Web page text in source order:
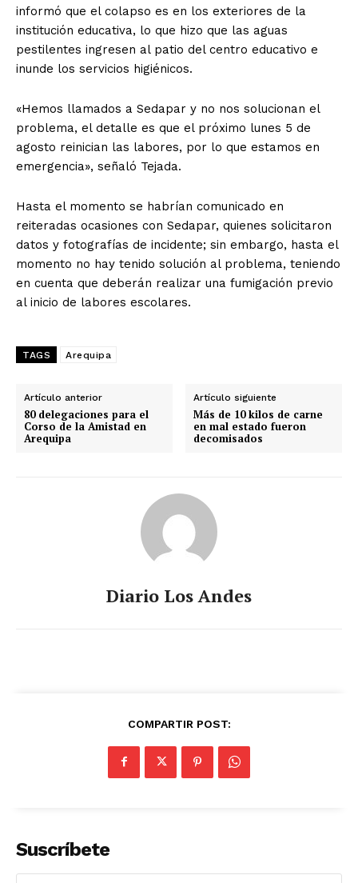
informó que el colapso es en los exteriores de la
institución educativa, lo que hizo que las aguas
pestilentes ingresen al patio del centro educativo e
inunde los servicios higiénicos.
«Hemos llamados a Sedapar y no nos solucionan el
problema, el detalle es que el próximo lunes 5 de
agosto reinician las labores, por lo que estamos en
emergencia», señaló Tejada.
Hasta el momento se habrían comunicado en
reiteradas ocasiones con Sedapar, quienes solicitaron
datos y fotografías de incidente; sin embargo, hasta el
momento no hay tenido solución al problema, teniendo
en cuenta que deberán realizar una fumigación previo
al inicio de labores escolares.
TAGS Arequipa
Artículo anterior
80 delegaciones para el
Corso de la Amistad en
Arequipa
Artículo siguiente
Más de 10 kilos de carne
en mal estado fueron
decomisados
Diario Los Andes
COMPARTIR POST:
Suscríbete